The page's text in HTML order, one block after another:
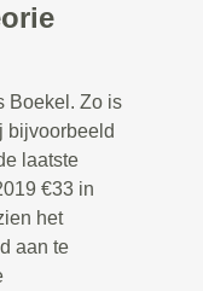
Boekel. Zo is
bijvoorbeeld
laatste
€33 in
het
aan te